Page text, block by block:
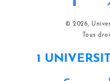
© 2026,
Tous
1